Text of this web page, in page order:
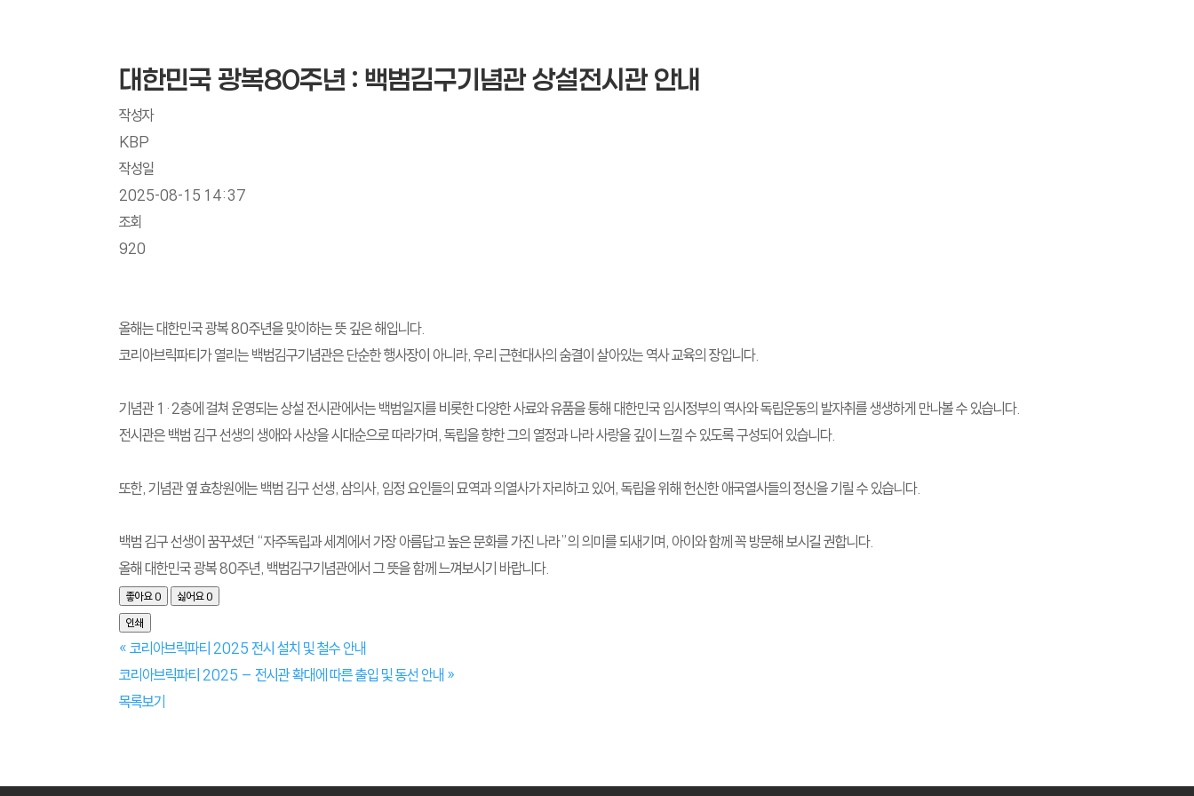
대한민국 광복80주년 : 백범김구기념관 상설전시관 안내
작성자
KBP
작성일
2025-08-15 14:37
조회
920
올해는 대한민국 광복 80주년을 맞이하는 뜻 깊은 해입니다.
코리아브릭파티가 열리는 백범김구기념관은 단순한 행사장이 아니라, 우리 근현대사의 숨결이 살아있는 역사 교육의 장입니다.
기념관 1·2층에 걸쳐 운영되는 상설 전시관에서는 백범일지를 비롯한 다양한 사료와 유품을 통해 대한민국 임시정부의 역사와 독립운동의 발자취를 생생하게 만나볼 수 있습니다.
전시관은 백범 김구 선생의 생애와 사상을 시대순으로 따라가며, 독립을 향한 그의 열정과 나라 사랑을 깊이 느낄 수 있도록 구성되어 있습니다.
또한, 기념관 옆 효창원에는 백범 김구 선생, 삼의사, 임정 요인들의 묘역과 의열사가 자리하고 있어, 독립을 위해 헌신한 애국열사들의 정신을 기릴 수 있습니다.
백범 김구 선생이 꿈꾸셨던 “자주독립과 세계에서 가장 아름답고 높은 문화를 가진 나라”의 의미를 되새기며, 아이와 함께 꼭 방문해 보시길 권합니다.
올해 대한민국 광복 80주년, 백범김구기념관에서 그 뜻을 함께 느껴보시기 바랍니다.
좋아요0 싫어요0
인쇄
« 코리아브릭파티 2025 전시 설치 및 철수 안내
코리아브릭파티 2025 – 전시관 확대에 따른 출입 및 동선 안내»
목록보기